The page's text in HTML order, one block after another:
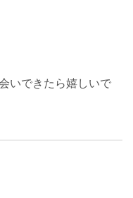
いできたら嬉しいで